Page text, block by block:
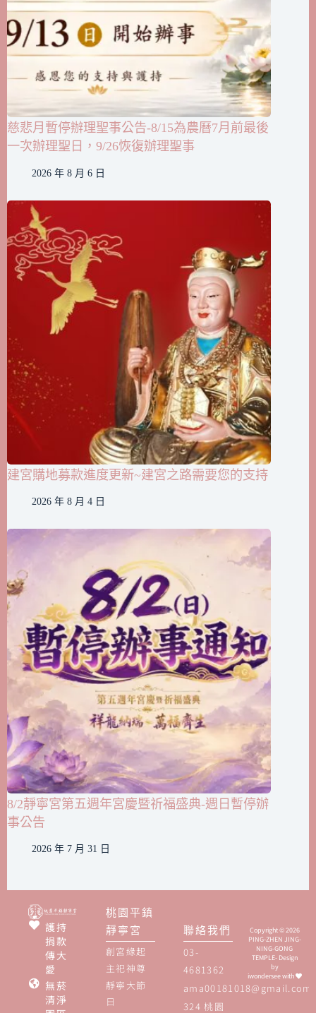
慈悲月暫停辦理聖事公告-8/15為農曆7月前最後
一次辦理聖日，9/26恢復辦理聖事
2026 年 8 月 6 日
建宮購地募款進度更新~建宮之路需要您的支持
2026 年 8 月 4 日
8/2靜寧宮第五週年宮慶暨祈福盛典-週日暫停辦
事公告
2026 年 7 月 31 日
護持
捐款
傳大
愛
無菸
清淨
桃園平鎮
靜寧宮
創宮緣起
主祀神尊
靜寧大節
日
聯絡我們
03-
4681362
ama00181018@gmail.com
324 桃園
Copyright © 2026
PING-ZHEN JING-
NING-GONG
TEMPLE- Design
by
iwonderseewith